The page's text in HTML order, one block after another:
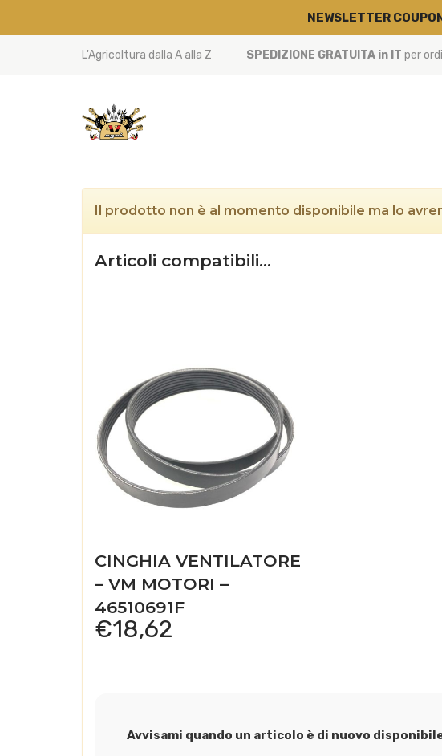
L'Agricoltura dalla A alla Z SPEDIZIONE GRATUITA in IT per
Il prodotto non è al momento disponibile ma lo
Articoli compatibili…
CINGHIA VENTILATORE
– VM MOTORI –
46510691F
€18,62
Avvisami quando un articolo è di nuovo
NEWSLETTER